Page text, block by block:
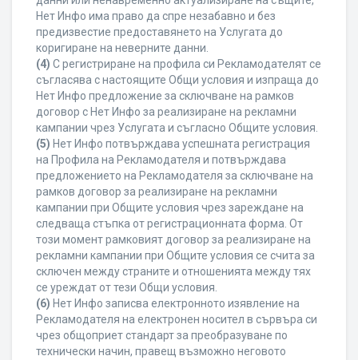
Нет Инфо има право да спре незабавно и без
предизвестие предоставянето на Услугата до
коригиране на неверните данни.
(4) С регистриране на профила си Рекламодателят се
съгласява с настоящите Общи условия и изпраща до
Нет Инфо предложение за сключване на рамков
договор с Нет Инфо за реализиране на рекламни
кампании чрез Услугата и съгласно Общите условия.
(5) Нет Инфо потвърждава успешната регистрация
на Профила на Рекламодателя и потвърждава
предложението на Рекламодателя за сключване на
рамков договор за реализиране на рекламни
кампании при Общите условия чрез зареждане на
следваща стъпка от регистрационната форма. От
този момент рамковият договор за реализиране на
рекламни кампании при Общите условия се счита за
сключен между страните и отношенията между тях
се уреждат от тези Общи условия.
(6) Нет Инфо записва електронното изявление на
Рекламодателя на електронен носител в сървъра си
чрез общоприет стандарт за преобразуване по
технически начин, правещ възможно неговото